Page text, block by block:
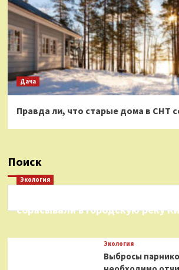
Дача
Правда ли, что старые дома в СНТ
Поиск
Экология
Нефтепродукты на протяжении
сбрасывали в городскую реку
Экология
Выбросы